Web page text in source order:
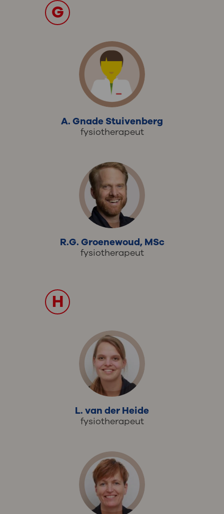
G
A. Gnade Stuivenberg
fysiotherapeut
R.G. Groenewoud, MSc
fysiotherapeut
H
L. van der Heide
fysiotherapeut